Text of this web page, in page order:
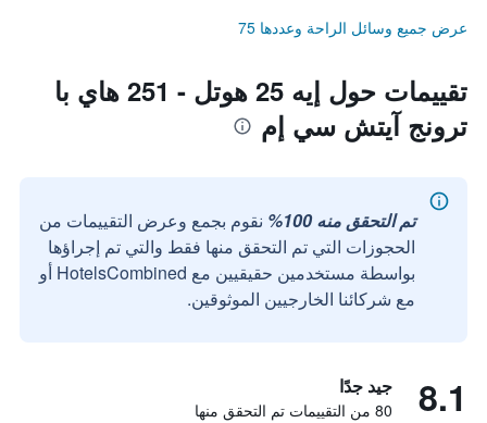
عرض جميع وسائل الراحة وعددها 75
تقييمات حول إيه 25 هوتل - 251 هاي با
ترونج آيتش سي إم
تم التحقق منه 100%
نقوم بجمع وعرض التقييمات من
الحجوزات التي تم التحقق منها فقط والتي تم إجراؤها
بواسطة مستخدمين حقيقيين مع HotelsCombined أو
مع شركائنا الخارجيين الموثوقين.
8.1 جيد جدًا
80 من التقييمات تم التحقق منها